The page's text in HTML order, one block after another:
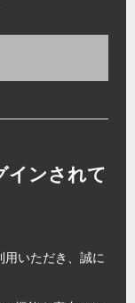
インされて
用いただき、誠に